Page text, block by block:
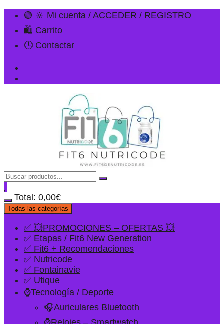
🟢 🔆 Mi cuenta / ACCEDER / REGISTRO
🛍️ Carrito
🕒 Contactar
Total: 0,00€
Todas las categorías
✅ 💥PROMOCIONES – OFERTAS 💥
✅ Etapas / Fit6 New Generation
✅ Fit6 + Recomendaciones
✅ Nutricode
✅ Fontainavie
✅ Utique
⌚Tecnología / Deporte
🎧Auriculares Bluetooth